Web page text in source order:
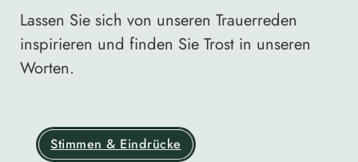
Lassen Sie sich von unseren Trauerreden
inspirieren und finden Sie Trost in unseren
Worten.
Stimmen & Eindrücke